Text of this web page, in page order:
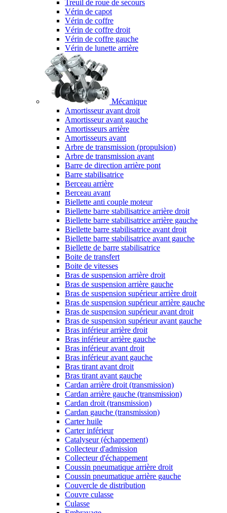
Treuil de roue de secours
Vérin de capot
Vérin de coffre
Vérin de coffre droit
Vérin de coffre gauche
Vérin de lunette arrière
Mécanique
Amortisseur avant droit
Amortisseur avant gauche
Amortisseurs arrière
Amortisseurs avant
Arbre de transmission (propulsion)
Arbre de transmission avant
Barre de direction arrière pont
Barre stabilisatrice
Berceau arrière
Berceau avant
Biellette anti couple moteur
Biellette barre stabilisatrice arrière droit
Biellette barre stabilisatrice arrière gauche
Biellette barre stabilisatrice avant droit
Biellette barre stabilisatrice avant gauche
Biellette de barre stabilisatrice
Boite de transfert
Boite de vitesses
Bras de suspension arrière droit
Bras de suspension arrière gauche
Bras de suspension supérieur arrière droit
Bras de suspension supérieur arrière gauche
Bras de suspension supérieur avant droit
Bras de suspension supérieur avant gauche
Bras inférieur arrière droit
Bras inférieur arrière gauche
Bras inférieur avant droit
Bras inférieur avant gauche
Bras tirant avant droit
Bras tirant avant gauche
Cardan arrière droit (transmission)
Cardan arrière gauche (transmission)
Cardan droit (transmission)
Cardan gauche (transmission)
Carter huile
Carter inférieur
Catalyseur (échappement)
Collecteur d'admission
Collecteur d'échappement
Coussin pneumatique arrière droit
Coussin pneumatique arrière gauche
Couvercle de distribution
Couvre culasse
Culasse